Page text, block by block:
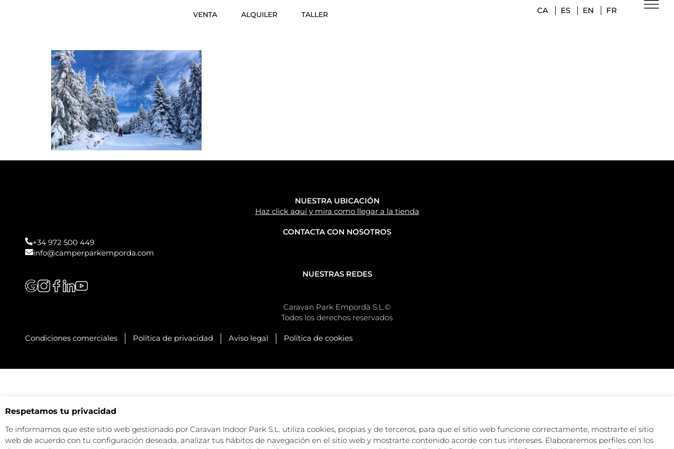
VENTA ALQUILER TALLER CA ES EN FR
NUESTRA UBICACIÓN
Haz click aquí y mira como llegar a la tienda
CONTACTA CON NOSOTROS
+34 972 500 449
info@camperparkemporda.com
NUESTRAS REDES
Caravan Park Empordà S.L.©
Todos los derechos reservados
Condiciones comerciales Política de privacidad Aviso legal Política de cookies
Respetamos tu privacidad
Te informamos que este sitio web gestionado por Caravan Indoor Park S.L. utiliza cookies, propias y de terceros, para que el sitio web funcione correctamente, mostrarte el sitio
web de acuerdo con tu configuración deseada, analizar tus hábitos de navegación en el sitio web y mostrarte contenido acorde con tus intereses. Elaboraremos perfiles con los